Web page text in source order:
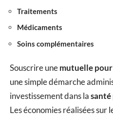
Traitements
Médicaments
Soins complémentaires
Souscrire unemutuelle
une simple démarche
investissement dans lasanté
Les économies réalisées sur